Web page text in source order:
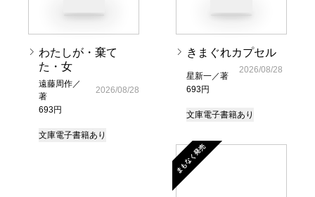
わたしが・棄て
た・女
遠藤周作／
著
693円
2026/08/28
文庫電子書籍あり
きまぐれカプセル
星新一／著
693円
2026/08/28
文庫電子書籍あり
まもなく発売